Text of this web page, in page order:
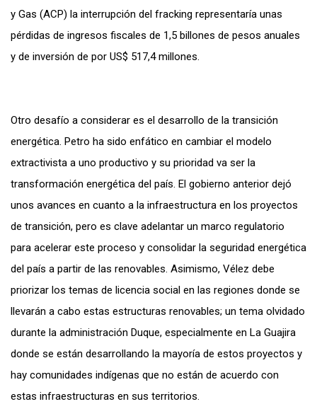
y Gas (ACP) la interrupción del fracking representaría unas
pérdidas de ingresos fiscales de 1,5 billones de pesos anuales
y de inversión de por US$ 517,4 millones.
Otro desafío a considerar es el desarrollo de la transición
energética. Petro ha sido enfático en cambiar el modelo
extractivista a uno productivo y su prioridad va ser la
transformación energética del país. El gobierno anterior dejó
unos avances en cuanto a la infraestructura en los proyectos
de transición, pero es clave adelantar un marco regulatorio
para acelerar este proceso y consolidar la seguridad energética
del país a partir de las renovables. Asimismo, Vélez debe
priorizar los temas de licencia social en las regiones donde se
llevarán a cabo estas estructuras renovables; un tema olvidado
durante la administración Duque, especialmente en La Guajira
donde se están desarrollando la mayoría de estos proyectos y
hay comunidades indígenas que no están de acuerdo con
estas infraestructuras en sus territorios.